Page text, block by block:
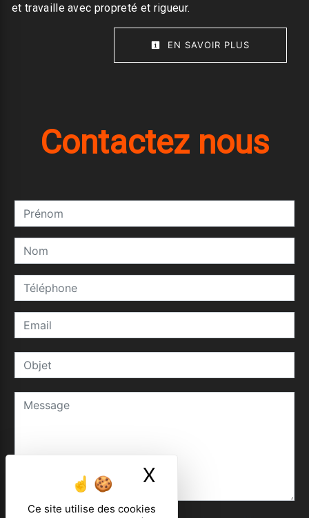
Ce site utilise des cookies
X
et travaille avec propreté et rigueur.
EN SAVOIR PLUS
Contactez nous